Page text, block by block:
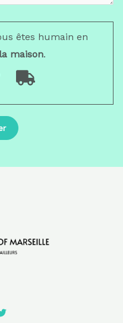
êtes humain en
la maison.